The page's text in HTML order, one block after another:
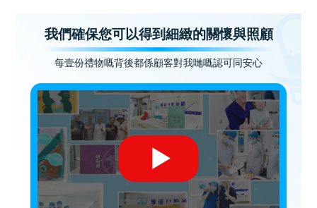
我們確保您可以得到細緻的關懷與照顧
每壹份禮物嘅背後都係顧客對我哋嘅認可同安心